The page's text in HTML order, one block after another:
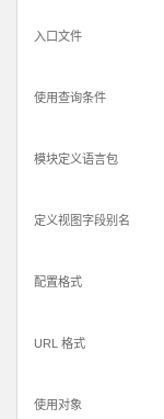
入口文件
使用查询条件
模块定义语言包
定义视图字段别名
配置格式
URL 格式
使用对象